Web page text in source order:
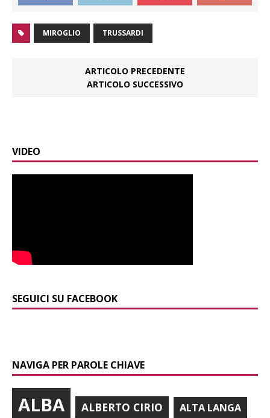
MIROGLIO TRUSSARDI
ARTICOLO PRECEDENTE
ARTICOLO SUCCESSIVO
VIDEO
SEGUICI SU FACEBOOK
NAVIGA PER PAROLE CHIAVE
ALBA ALBERTO CIRIO ALTA LANGA